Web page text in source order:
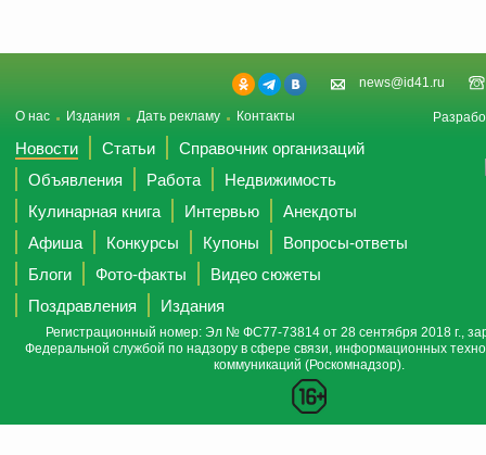
news@id41.ru
О нас Издания Дать рекламу Контакты
Новости Статьи
Справочник организаций
Объявления
Работа
Недвижимость
Кулинарная книга
Интервью
Анекдоты
Афиша
Конкурсы Купоны
Вопросы-ответы
Блоги
Фото-факты
Видео сюжеты
Поздравления
Издания
Регистрационный номер: Эл № ФС77-73814 от 28 сентября 2018 г.,
Федеральной службой по надзору в сфере связи, информационных
коммуникаций (Роскомнадзор).